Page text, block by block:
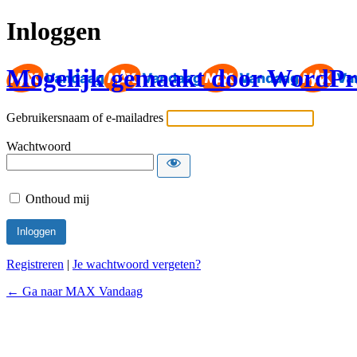
Inloggen
Mogelijk gemaakt door
Gebruikersnaam of e-mailadres
Wachtwoord
Onthoud mij
Registreren | Je wachtwoord vergeten?
← Ga naar MAX Vandaag